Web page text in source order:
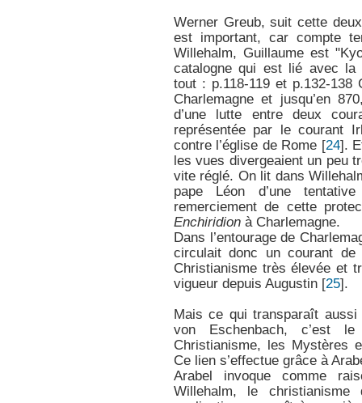
Werner Greub, suit cette
est important, car compte
Willehalm, Guillaume est
catalogne qui est lié avec la
tout : p.118-119 et p.132-138
Charlemagne et jusqu’en
d’une lutte entre deux
représentée par le courant
contre l’église de Rome [24].
les vues divergeaient un peu
vite réglé. On lit dans
pape Léon d’une
remerciement de cette
Enchiridionà Charlemagne.
Dans l’entourage de
circulait donc un courant
Christianisme très élevée et
vigueur depuis Augustin[25].
Mais ce qui transparaît
von Eschenbach, c’est
Christianisme, les Mystères
Ce lien s’effectue grâce à
Arabel invoque comme
Willehalm, le